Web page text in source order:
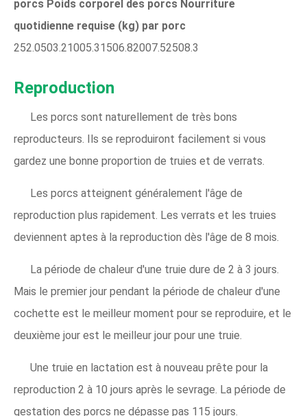
porcs Poids corporel des porcs Nourriture
quotidienne requise (kg) par porc
252.0503.21005.31506.82007.52508.3
Reproduction
Les porcs sont naturellement de très bons
reproducteurs. Ils se reproduiront facilement si vous
gardez une bonne proportion de truies et de verrats.
Les porcs atteignent généralement l'âge de
reproduction plus rapidement. Les verrats et les truies
deviennent aptes à la reproduction dès l'âge de 8 mois.
La période de chaleur d'une truie dure de 2 à 3 jours.
Mais le premier jour pendant la période de chaleur d'une
cochette est le meilleur moment pour se reproduire, et le
deuxième jour est le meilleur jour pour une truie.
Une truie en lactation est à nouveau prête pour la
reproduction 2 à 10 jours après le sevrage. La période de
gestation des porcs ne dépasse pas 115 jours.